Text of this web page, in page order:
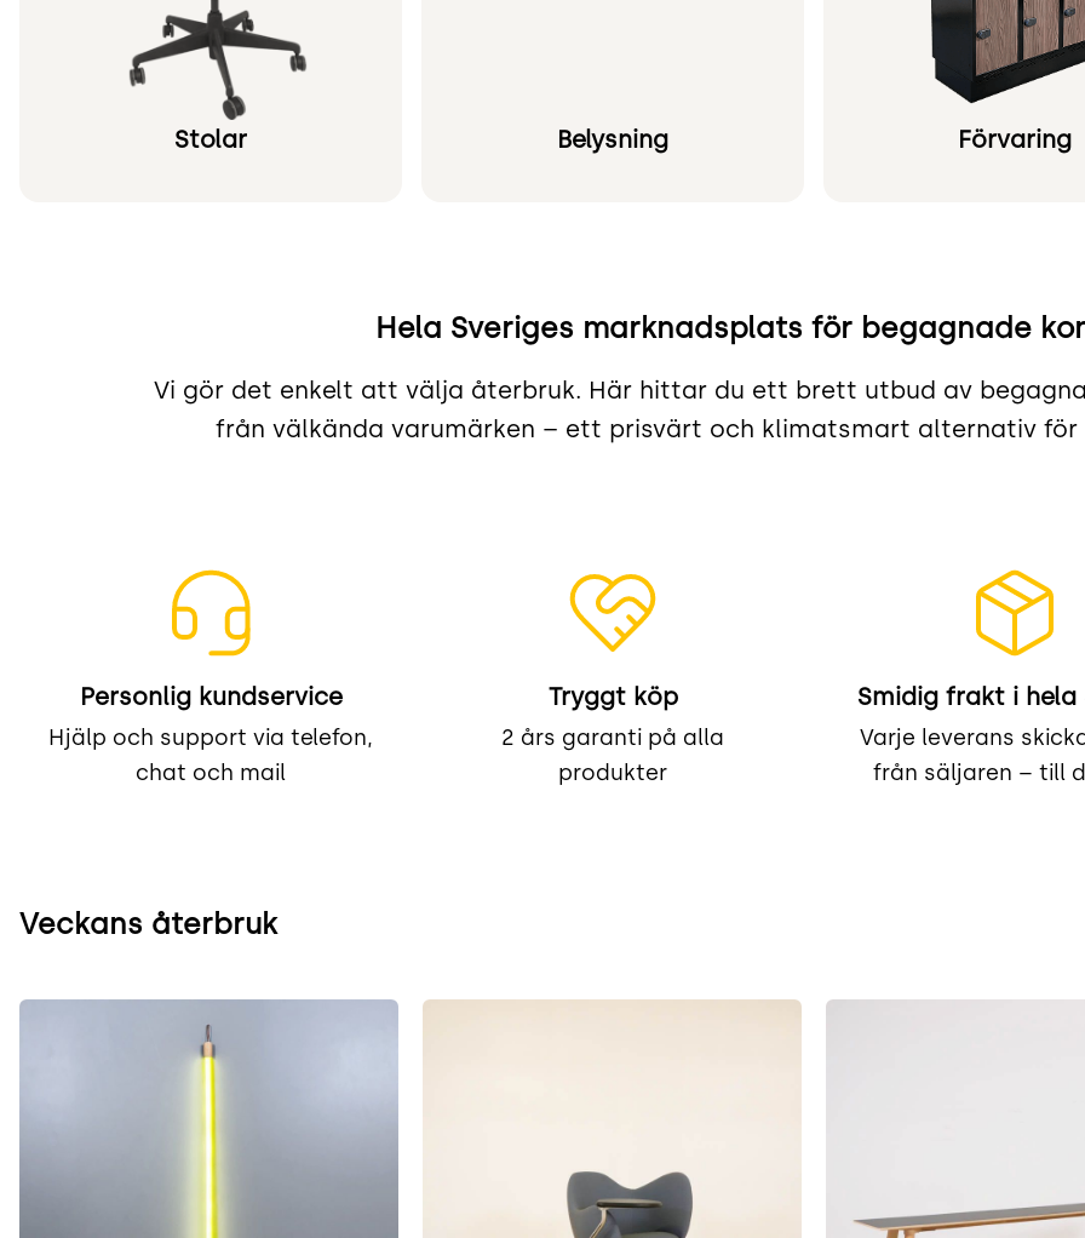
Stolar Belysning Förvaring
Hela Sveriges marknadsplats för begagnade
Vi gör det enkelt att välja återbruk. Här hittar du ett brett utbud av
från välkända varumärken – ett prisvärt och klimatsmart alternativ
Personlig kundservice
Hjälp och support via telefon,
chat och mail
Tryggt köp
2 års garanti på alla
produkter
Smidig frakt i hela
Varje leverans
från säljaren – till
Veckans återbruk